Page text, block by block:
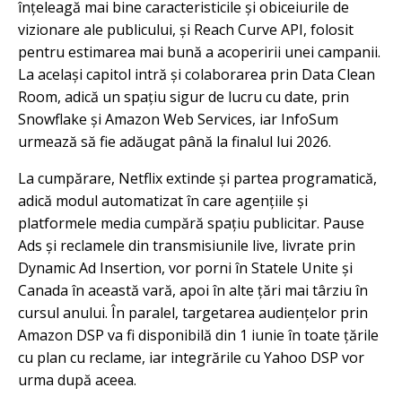
înțeleagă mai bine caracteristicile și obiceiurile de
vizionare ale publicului, și Reach Curve API, folosit
pentru estimarea mai bună a acoperirii unei campanii.
La același capitol intră și colaborarea prin Data Clean
Room, adică un spațiu sigur de lucru cu date, prin
Snowflake și Amazon Web Services, iar InfoSum
urmează să fie adăugat până la finalul lui 2026.
La cumpărare, Netflix extinde și partea programatică,
adică modul automatizat în care agențiile și
platformele media cumpără spațiu publicitar. Pause
Ads și reclamele din transmisiunile live, livrate prin
Dynamic Ad Insertion, vor porni în Statele Unite și
Canada în această vară, apoi în alte țări mai târziu în
cursul anului. În paralel, targetarea audiențelor prin
Amazon DSP va fi disponibilă din 1 iunie în toate țările
cu plan cu reclame, iar integrările cu Yahoo DSP vor
urma după aceea.